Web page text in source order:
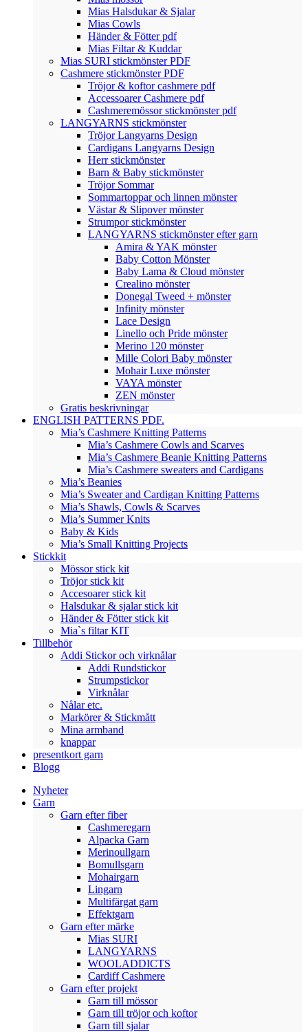
Mias Halsdukar & Sjalar
Mias Cowls
Händer & Fötter pdf
Mias Filtar & Kuddar
Mias SURI stickmönster PDF
Cashmere stickmönster PDF
Tröjor & koftor cashmere pdf
Accessoarer Cashmere pdf
Cashmeremössor stickmönster pdf
LANGYARNS stickmönster
Tröjor Langyarns Design
Cardigans Langyarns Design
Herr stickmönster
Barn & Baby stickmönster
Tröjor Sommar
Sommartoppar och linnen mönster
Västar & Slipover mönster
Strumpor stickmönster
LANGYARNS stickmönster efter garn
Amira & YAK mönster
Baby Cotton Mönster
Baby Lama & Cloud mönster
Crealino mönster
Donegal Tweed + mönster
Infinity mönster
Lace Design
Linello och Pride mönster
Merino 120 mönster
Mille Colori Baby mönster
Mohair Luxe mönster
VAYA mönster
ZEN mönster
Gratis beskrivningar
ENGLISH PATTERNS PDF.
Mia’s Cashmere Knitting Patterns
Mia’s Cashmere Cowls and Scarves
Mia’s Cashmere Beanie Knitting Patterns
Mia’s Cashmere sweaters and Cardigans
Mia’s Beanies
Mia’s Sweater and Cardigan Knitting Patterns
Mia’s Shawls, Cowls & Scarves
Mia’s Summer Knits
Baby & Kids
Mia’s Small Knitting Projects
Stickkit
Mössor stick kit
Tröjor stick kit
Accesoarer stick kit
Halsdukar & sjalar stick kit
Händer & Fötter stick kit
Mia`s filtar KIT
Tillbehör
Addi Stickor och virknålar
Addi Rundstickor
Strumpstickor
Virknålar
Nålar etc.
Markörer & Stickmått
Mina armband
knappar
presentkort garn
Blogg
Nyheter
Garn
Garn efter fiber
Cashmeregarn
Alpacka Garn
Merinoullgarn
Bomullsgarn
Mohairgarn
Lingarn
Multifärgat garn
Effektgarn
Garn efter märke
Mias SURI
LANGYARNS
WOOLADDICTS
Cardiff Cashmere
Garn efter projekt
Garn till mössor
Garn till tröjor och koftor
Garn till sjalar